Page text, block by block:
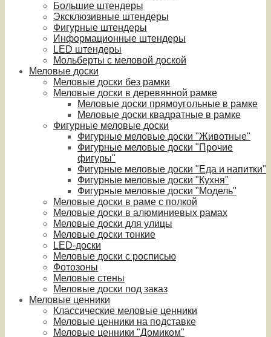
Большие штендеры
Эксклюзивные штендеры
Фигурные штендеры
Информационные штендеры
LED штендеры
Мольберты с меловой доской
Меловые доски
Меловые доски без рамки
Меловые доски в деревянной рамке
Меловые доски прямоугольные в рамке
Меловые доски квадратные в рамке
Фигурные меловые доски
Фигурные меловые доски "Животные"
Фигурные меловые доски "Прочие
фигуры"
Фигурные меловые доски "Еда и напитки"
Фигурные меловые доски "Кухня"
Фигурные меловые доски "Модель"
Меловые доски в раме с полкой
Меловые доски в алюминиевых рамах
Меловые доски для улицы
Меловые доски тонкие
LED-доски
Меловые доски с росписью
Фотозоны
Меловые стены
Меловые доски под заказ
Меловые ценники
Классические меловые ценники
Меловые ценники на подставке
Меловые ценники "Домиком"